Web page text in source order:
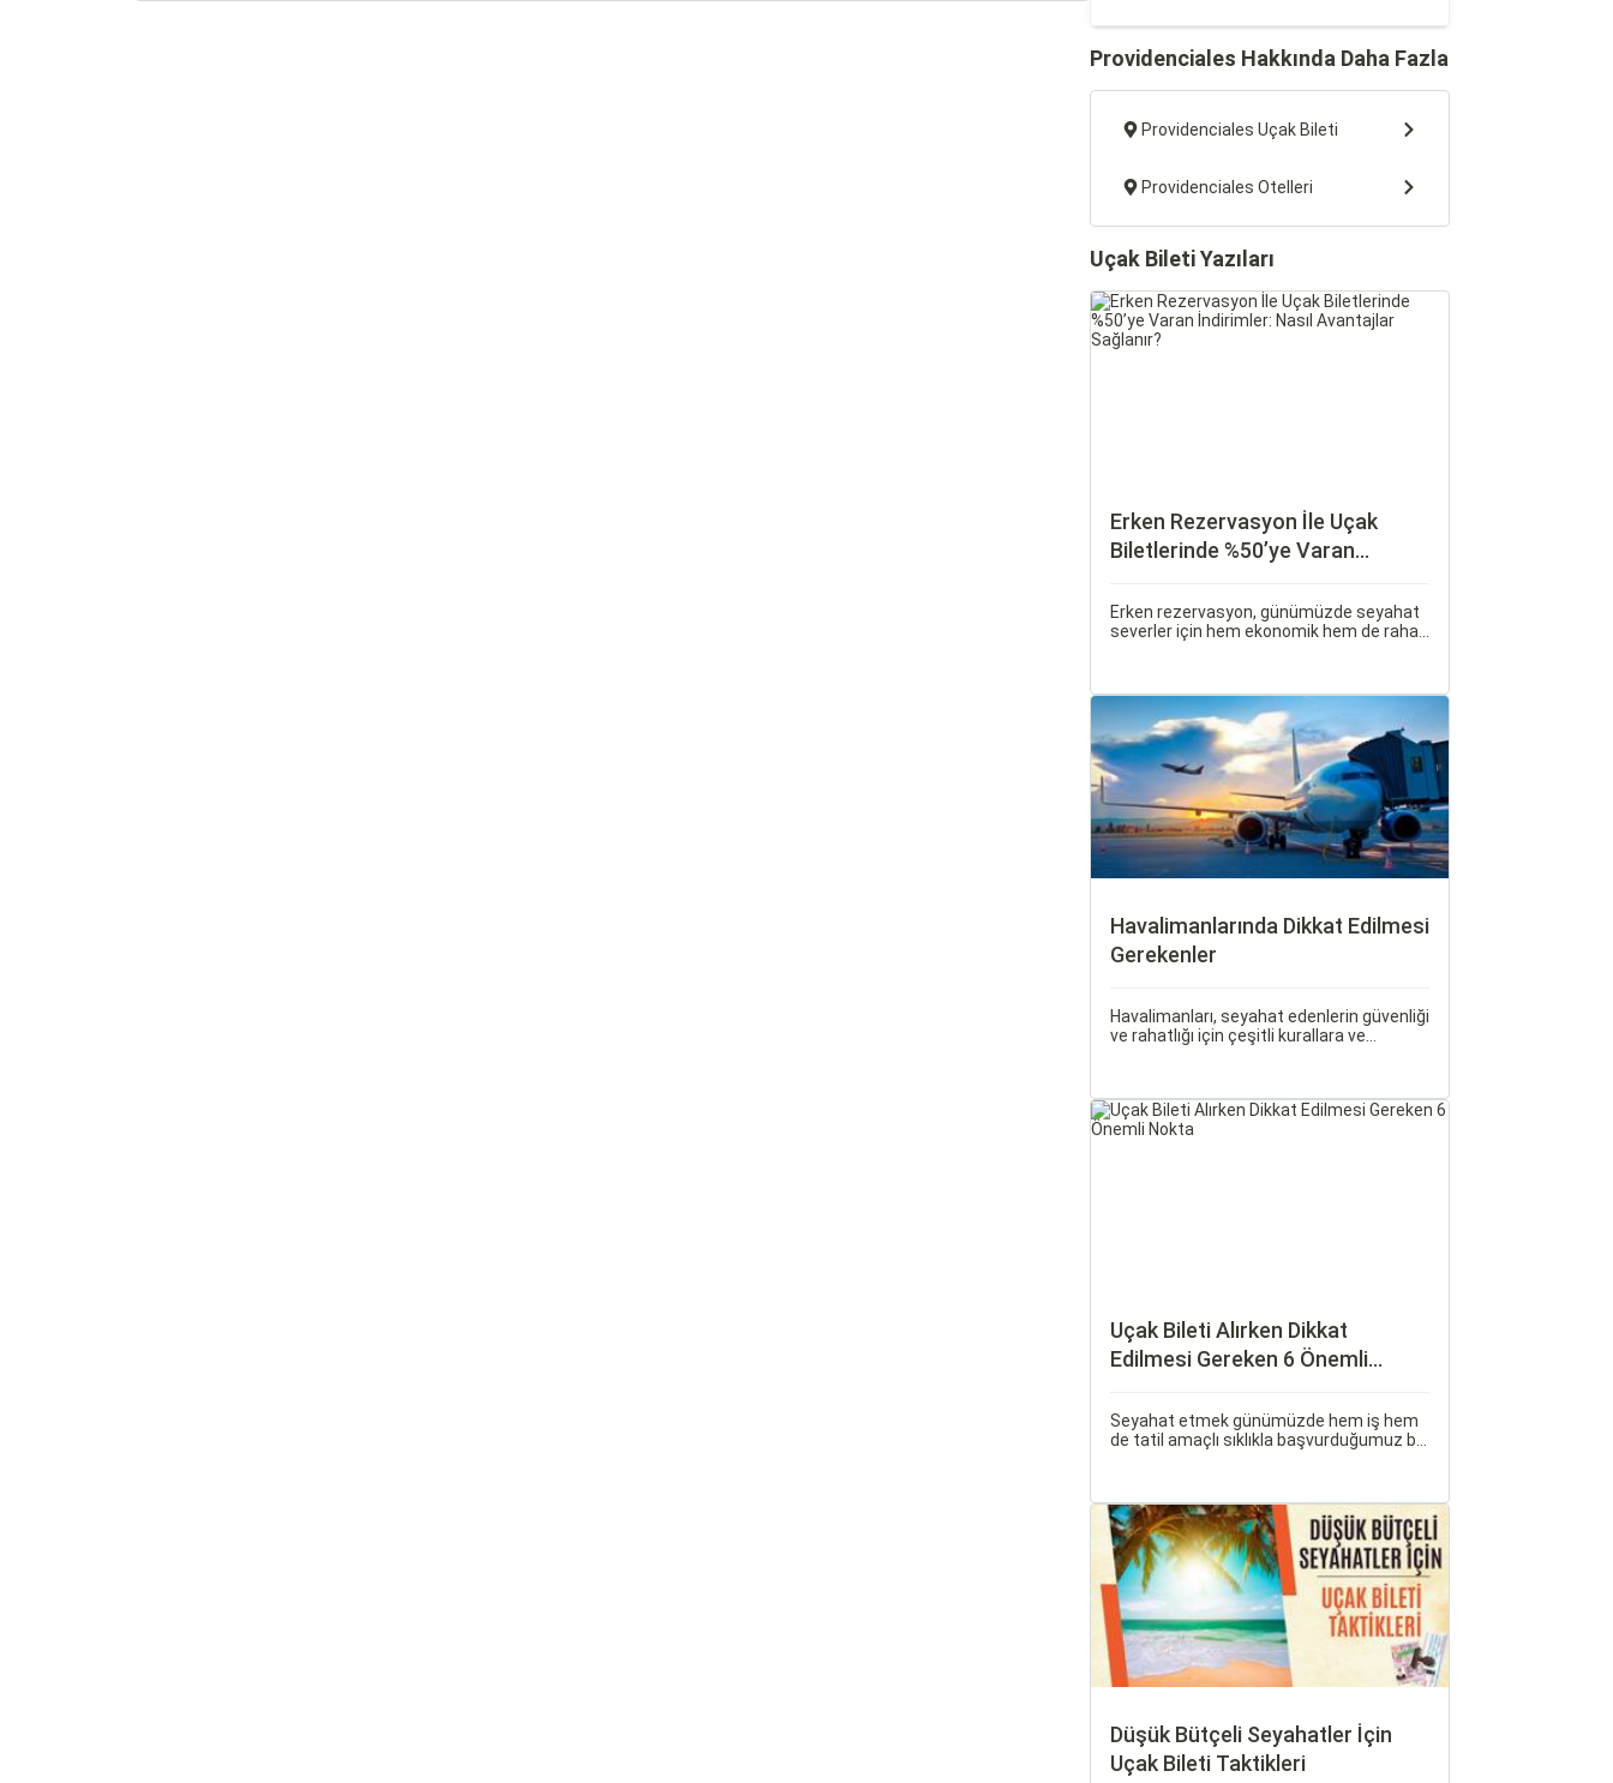
Providenciales Hakkında Daha Fazla
Providenciales Uçak Bileti
Providenciales Otelleri
Uçak Bileti Yazıları
Erken Rezervasyon İle Uçak
Biletlerinde %50’ye Varan
Sağlanır?
Erken rezervasyon, günümüzde seyahat
severler için hem ekonomik hem de rahat
biletlerine erken rezervasyon yapmak,
daha uygun fiyatlarla uçuş imkanı sağlar.
Havalimanlarında Dikkat Edilmesi
Gerekenler
Havalimanları, seyahat edenlerin güvenliği
ve rahatlığı için çeşitli kurallara ve
bekleme süreleri hakkında ipuçlarını
detaylı bir şekilde ele alacağız.
Uçak Bileti Alırken Dikkat
Edilmesi Gereken 6 Önemli
Seyahat etmek günümüzde hem iş hem
de tatil amaçlı sıklıkla başvurduğumuz bir
seyahat sağlamak adına büyük önem
taşır.
Düşük Bütçeli Seyahatler İçin
Uçak Bileti Taktikleri